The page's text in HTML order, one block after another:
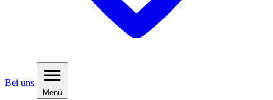
Bei uns
Menü